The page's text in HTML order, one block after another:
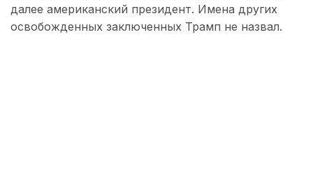
далее американский президент. Имена других
освобожденных заключенных Трамп не назвал.